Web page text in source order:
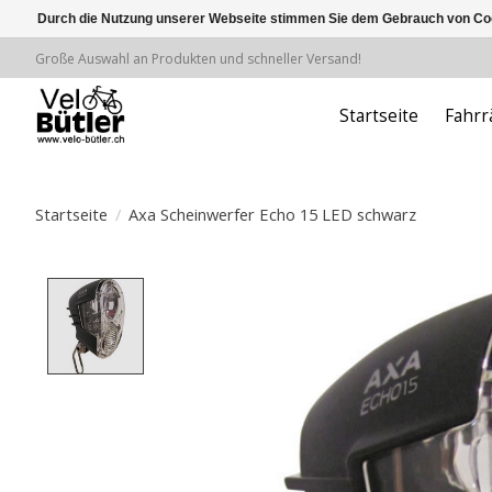
Große Auswahl an Produkten und schneller Versand!
Startseite
Startseite / Axa Scheinwerfer Echo 15 LED schwarz
Durch die Nutzung unserer Webseite stimmen Sie dem Gebrauch von